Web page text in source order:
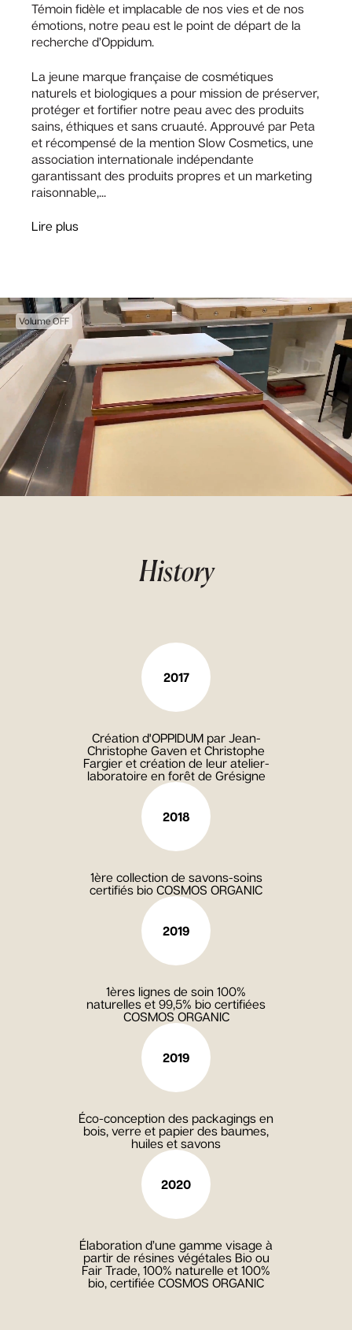
Témoin fidèle et implacable de nos vies et de nos
émotions, notre peau est le point de départ de la
recherche d’Oppidum.
La jeune marque française de cosmétiques
naturels et biologiques a pour mission de préserver,
protéger et fortifier notre peau avec des produits
sains, éthiques et sans cruauté. Approuvé par Peta
et récompensé de la mention Slow Cosmetics, une
association internationale indépendante
garantissant des produits propres et un marketing
raisonnable,...
Lire plus
Volume OFF
History
2017
Création d'OPPIDUM par Jean-
Christophe Gaven et Christophe
Fargier et création de leur atelier-
laboratoire en forêt de Grésigne
2018
1ère collection de savons-soins
certifiés bio COSMOS ORGANIC
2019
1ères lignes de soin 100%
naturelles et 99,5% bio certifiées
COSMOS ORGANIC
2019
Éco-conception des packagings en
bois, verre et papier des baumes,
huiles et savons
2020
Élaboration d’une gamme visage à
partir de résines végétales Bio ou
Fair Trade, 100% naturelle et 100%
bio, certifiée COSMOS ORGANIC